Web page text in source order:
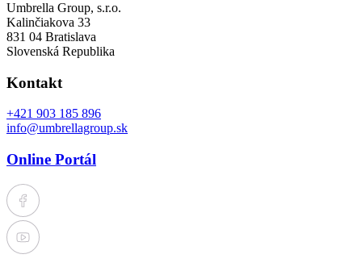
Umbrella Group, s.r.o.
Kalinčiakova 33
831 04 Bratislava
Slovenská Republika
Kontakt
+421 903 185 896
info@umbrellagroup.sk
Online Portál